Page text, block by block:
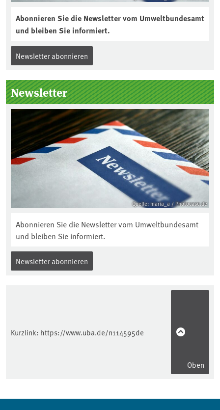
Abonnieren Sie die Newsletter vom Umweltbundesamt
und bleiben Sie informiert.
Newsletter abonnieren
Newsletter
Quelle: maria_a / Photocase.de
Abonnieren Sie die Newsletter vom Umweltbundesamt
und bleiben Sie informiert.
Newsletter abonnieren
Kurzlink: https://www.uba.de/n114595de
Oben